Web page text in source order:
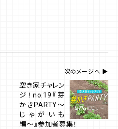
次のメージへ
空き家チャレン
ジ！no.19『芽
かきPARTY〜
じゃがいも
編〜』参加者募集！